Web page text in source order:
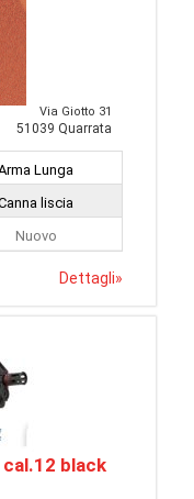
Via Giotto 31
51039 Quarrata
Lunga
liscia
Nuovo
Dettagli»
cal.12 black